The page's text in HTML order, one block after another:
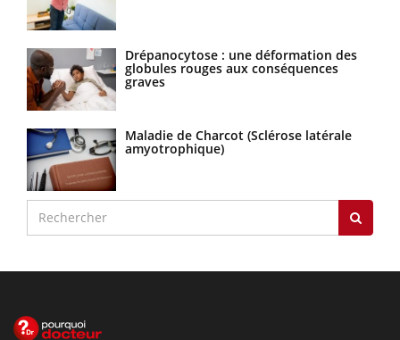
Drépanocytose : une déformation des
globules rouges aux conséquences
graves
Maladie de Charcot (Sclérose latérale
amyotrophique)